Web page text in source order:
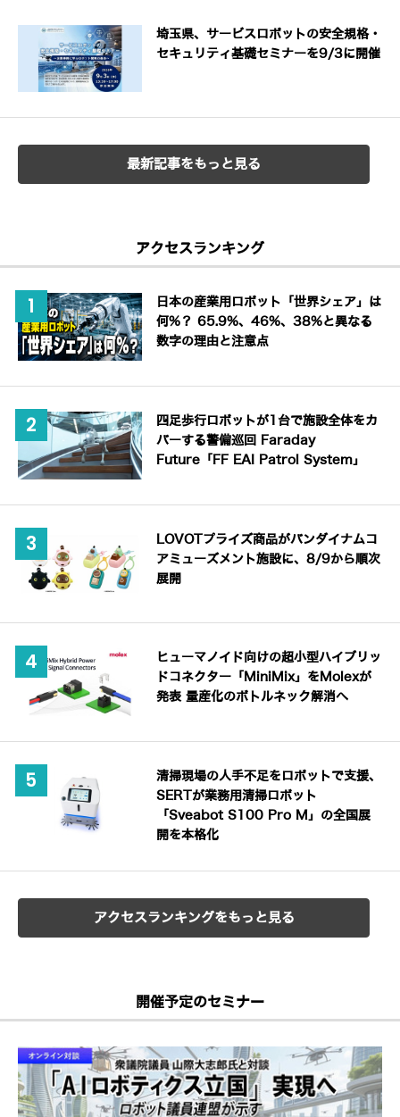
埼玉県、サービスロボットの安全規格・
セキュリティ基礎セミナーを9/3に開催
最新記事をもっと見る
アクセスランキング
日本の産業用ロボット「世界シェア」は
何%？ 65.9%、46%、38%と異なる
数字の理由と注意点
四足歩行ロボットが1台で施設全体をカ
バーする警備巡回 Faraday
Future「FF EAI Patrol System」
LOVOTプライズ商品がバンダイナムコ
アミューズメント施設に、8/9から順次
展開
ヒューマノイド向けの超小型ハイブリッ
ドコネクター「MiniMix」をMolexが
発表 量産化のボトルネック解消へ
清掃現場の人手不足をロボットで支援、
SERTが業務用清掃ロボット
「Sveabot S100 Pro M」の全国展
開を本格化
アクセスランキングをもっと見る
開催予定のセミナー